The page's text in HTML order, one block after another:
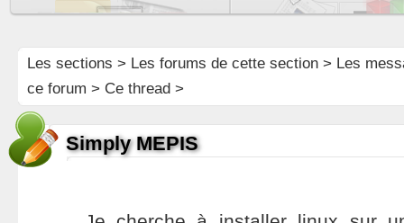
Les sections > Les forums de cette section> Les
ce forum > Ce thread >
Simply MEPIS